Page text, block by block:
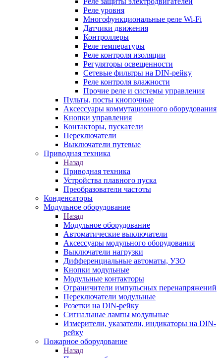
Реле уровня
Многофункциональные реле Wi-Fi
Датчики движения
Контроллеры
Реле температуры
Реле контроля изоляции
Регуляторы освещенности
Сетевые фильтры на DIN-рейку
Реле контроля влажности
Прочие реле и системы управления
Пульты, посты кнопочные
Аксессуары коммутационного оборудования
Кнопки управления
Контакторы, пускатели
Переключатели
Выключатели путевые
Приводная техника
Назад
Приводная техника
Устройства плавного пуска
Преобразователи частоты
Конденсаторы
Модульное оборудование
Назад
Модульное оборудование
Автоматические выключатели
Аксессуары модульного оборудования
Выключатели нагрузки
Дифференциальные автоматы, УЗО
Кнопки модульные
Модульные контакторы
Ограничители импульсных перенапряжений
Переключатели модульные
Розетки на DIN-рейку
Сигнальные лампы модульные
Измерители, указатели, индикаторы на DIN-
рейку
Пожарное оборудование
Назад